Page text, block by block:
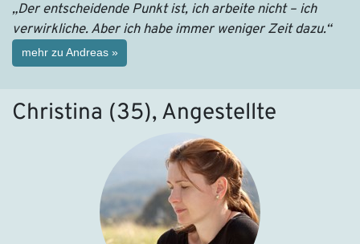
„Der entscheidende Punkt ist, ich arbeite nicht – ich
verwirkliche. Aber ich habe immer weniger Zeit dazu.“
mehr zu Andreas »
Christina (35), Angestellte